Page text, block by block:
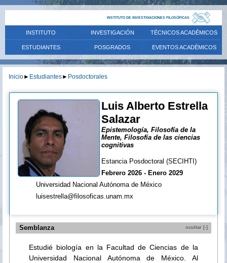
INSTITUTO DE INVESTIGACIONES FILOSÓFICAS
INSTITUTO INVESTIGACIÓN TÉCNICOS ACADÉMICOS
ESTUDIANTES POSGRADOS EVENTOS ACADÉMICOS
Inicio► Estudiantes► Posdoctorales
Luis Alberto Estrella
Salazar
Epistemología, Filosofía de la
Mente, Filosofía de las ciencias
cognitivas
Estancia Posdoctoral (SECIHTI)
Febrero 2026 - Enero 2029
Universidad Nacional Autónoma de México
luisestrella@filosoficas.unam.mx
Semblanza ocultar [-]
Estudié biología en la Facultad de Ciencias de la
Universidad Nacional Autónoma de México. Al